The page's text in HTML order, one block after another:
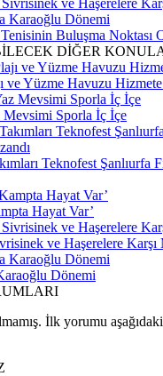
DİĞER
ve Yüzme Havuzu Hizmete
Sporla İç İçe
Teknofest Şanlıurfa
Hayat Var’
ve Haşerelere Karşı
Dönemi
İlk yorumu